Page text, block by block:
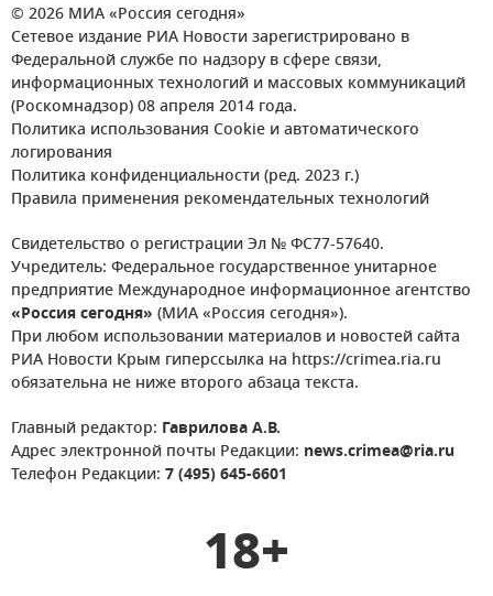
© 2026 МИА «Россия сегодня»
Сетевое издание РИА Новости зарегистрировано в
Федеральной службе по надзору в сфере связи,
информационных технологий и массовых коммуникаций
(Роскомнадзор) 08 апреля 2014 года.
Политика использования Cookie и автоматического
логирования
Политика конфиденциальности (ред. 2023 г.)
Правила применения рекомендательных технологий
Свидетельство о регистрации Эл № ФС77-57640.
Учредитель: Федеральное государственное унитарное
предприятие Международное информационное агентство
«Россия сегодня» (МИА «Россия сегодня»).
При любом использовании материалов и новостей сайта
РИА Новости Крым гиперссылка на https://crimea.ria.ru
обязательна не ниже второго абзаца текста.
Главный редактор: Гаврилова А.В.
Адрес электронной почты Редакции: news.crimea@ria.ru
Телефон Редакции: 7 (495) 645-6601
18+